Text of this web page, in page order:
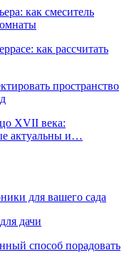
как смеситель
как рассчитать
пространство
XVII века:
актуальны и…
для вашего сада
дачи
способ порадовать